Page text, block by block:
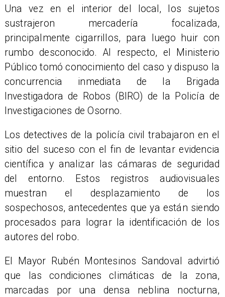
​Una vez en el interior del local, los sujetos
sustrajeron mercadería focalizada,
principalmente cigarrillos, para luego huir con
rumbo desconocido. Al respecto, el Ministerio
Público tomó conocimiento del caso y dispuso la
concurrencia inmediata de la Brigada
Investigadora de Robos (BIRO) de la Policía de
Investigaciones de Osorno.
Los detectives de la policía civil trabajaron en el
sitio del suceso con el fin de levantar evidencia
científica y analizar las cámaras de seguridad
del entorno. Estos registros audiovisuales
muestran el desplazamiento de los
sospechosos, antecedentes que ya están siendo
procesados para lograr la identificación de los
autores del robo.
​El Mayor Rubén Montesinos Sandoval advirtió
que las condiciones climáticas de la zona,
marcadas por una densa neblina nocturna,